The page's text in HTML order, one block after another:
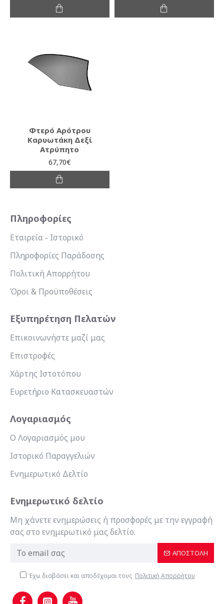
Φτερό Αρότρου
Καρυωτάκη Δεξί
Ατρύπητο
67,70€
Πληροφορίες
Εταιρεία - Ιστορικό
Πληροφορίες Παράδοσης
Πολιτική Απορρήτου
Όροι & Προϋποθέσεις
Εξυπηρέτηση Πελατών
Επικοινωνήστε μαζί μας
Επιστροφές
Χάρτης Ιστοτόπου
Ευρετήριο Κατασκευαστών
Λογαριασμός
Ο Λογαριασμός μου
Ιστορικό Παραγγελιών
Ενημερωτικό Δελτίο
Ενημερωτικό δελτίο
Μη χάνετε ενημερώσεις ή προσφορές με την εγγραφή
σας στο ενημερωτικό μας δελτίο.
ΑΠΟΣΤΟΛΉ
Έχω διαβάσει και αποδέχομαι τους Πολιτική Απορρήτου